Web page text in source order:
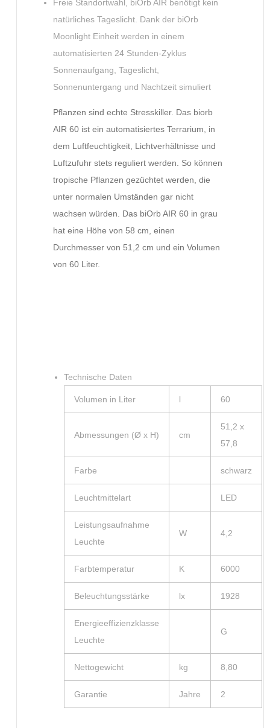
Freie Standortwahl, biOrb AIR benötigt kein
natürliches Tageslicht. Dank der biOrb
Moonlight Einheit werden in einem
automatisierten 24 Stunden-Zyklus
Sonnenaufgang, Tageslicht,
Sonnenuntergang und Nachtzeit simuliert
Pflanzen sind echte Stresskiller. Das biorb
AIR 60 ist ein automatisiertes Terrarium, in
dem Luftfeuchtigkeit, Lichtverhältnisse und
Luftzufuhr stets reguliert werden. So können
tropische Pflanzen gezüchtet werden, die
unter normalen Umständen gar nicht
wachsen würden. Das biOrb AIR 60 in grau
hat eine Höhe von 58 cm, einen
Durchmesser von 51,2 cm und ein Volumen
von 60 Liter.
Technische Daten
Volumen in Liter l 60
Abmessungen (Ø x H) cm
51,2 x
57,8
Farbe schwarz
Leuchtmittelart LED
Leistungsaufnahme
Leuchte
W 4,2
Farbtemperatur K 6000
Beleuchtungsstärke lx 1928
Energieeffizienzklasse
Leuchte
G
Nettogewicht kg 8,80
Garantie Jahre 2